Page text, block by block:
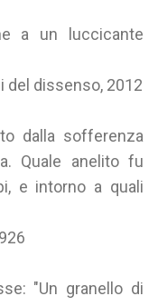
a un luccicante
del dissenso, 2012
dalla sofferenza
Quale anelito fu
e intorno a quali
"Un granello di